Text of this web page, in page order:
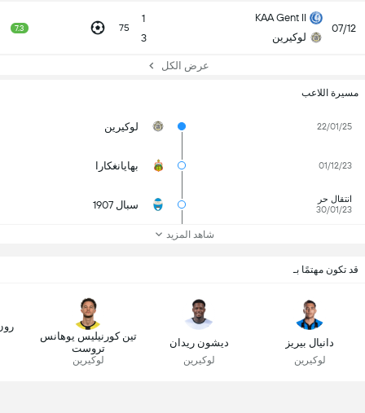
07/12
KAA Gent II
لوكيرين
1
3
75
7.3
عرض الكل
مسيرة اللاعب
22/01/25 لوكيرين
01/12/23 بهايانغكارا
انتقال حر
30/01/23
سبال 1907
شاهد المزيد
قد تكون مهتمًا بـ
دانيال بيريز
لوكيرين
ديشون ريدان
لوكيرين
تين كورنيليس يوهانس
تروست
لوكيرين